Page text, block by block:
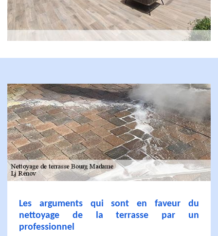
Les arguments qui sont en faveur du
nettoyage de la terrasse par un
professionnel